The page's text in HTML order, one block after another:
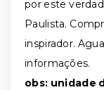
por este
Paulista.
inspirador.
informações.
obs: unidade